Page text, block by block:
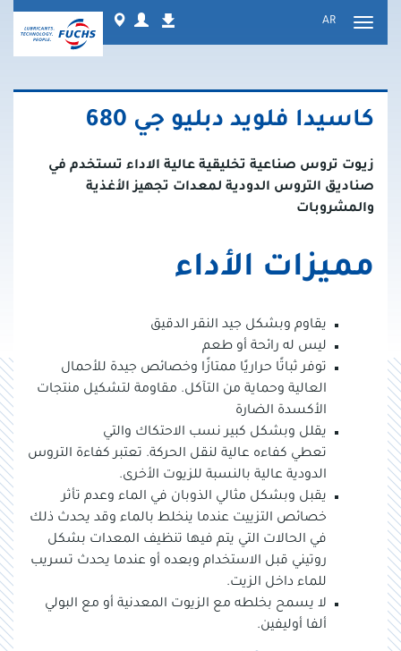
التنزيلات
Login
Worldwide AR
كاسيدا فلويد دبليو جي 680
زيوت تروس صناعية تخليقية عالية الاداء تستخدم في
صناديق التروس الدودية لمعدات تجهيز الأغذية
والمشروبات
مميزات الأداء
يقاوم وبشكل جيد النقر الدقيق
ليس له رائحة أو طعم
توفر ثباتًا حراريًا ممتازًا وخصائص جيدة للأحمال
العالية وحماية من التآكل. مقاومة لتشكيل منتجات
الأكسدة الضارة
يقلل وبشكل كبير نسب الاحتكاك والتي
تعطي كفاءه عالية لنقل الحركة. تعتبر كفاءة التروس
الدودية عالية بالنسبة للزيوت الأخرى.
يقبل وبشكل مثالي الذوبان في الماء وعدم تأثر
خصائص التزييت عندما ينخلط بالماء وقد يحدث ذلك
في الحالات التي يتم فيها تنظيف المعدات بشكل
روتيني قبل الاستخدام وبعده أو عندما يحدث تسريب
للماء داخل الزيت.
لا يسمح بخلطه مع الزيوت المعدنية أو مع البولي
ألفا أوليفين.